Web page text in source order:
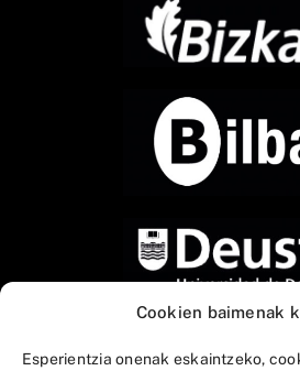
Cookien baimenak
Esperientzia onenak eskaintzeko,